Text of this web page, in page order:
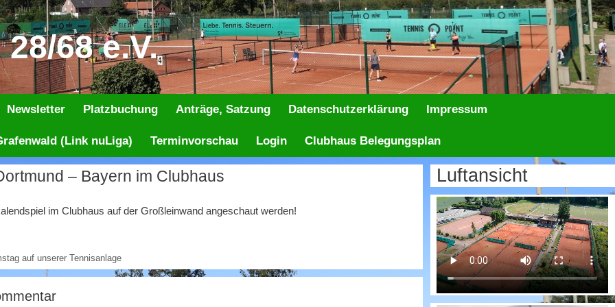
68 e.V.
Newsletter Platzbuchung Anträge, Satzung Datenschutzerklärung Impressum
(Link nuLiga) Terminvorschau Login Clubhaus Belegungsplan
– Bayern im Clubhaus
im Clubhaus auf der Großleinwand angeschaut werden!
auf unserer Tennisanlage
Luftansicht